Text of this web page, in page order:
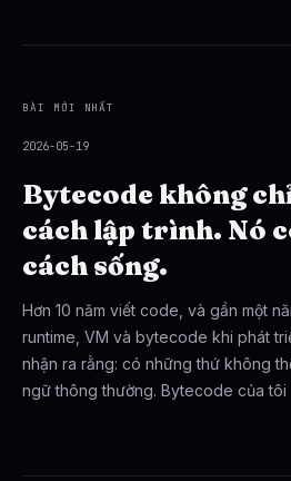
BÀI MỚI NHẤT
2026-05-19
Bytecode không
cách lập trình. Nó
cách sống.
Hơn 10 năm viết code, và gần một
runtime, VM và bytecode khi phát
nhận ra rằng: có những thứ không
ngữ thông thường. Bytecode của tôi